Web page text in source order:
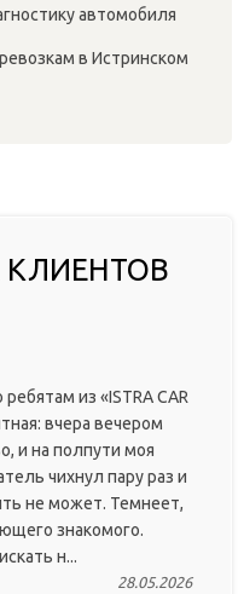
автомобиля
в Истринском
из «ISTRA CAR
вчера вечером
и на полпути моя
чихнул пару раз и
не может. Темнеет,
знакомого.
н...
28.05.2026